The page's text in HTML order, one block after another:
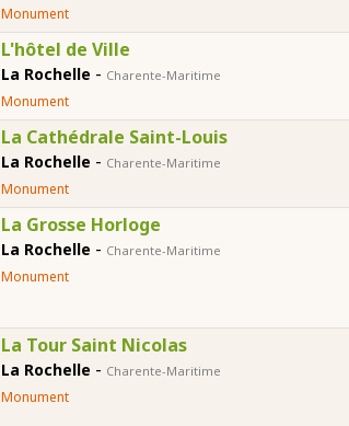
Monument
L'hôtel de Ville
La Rochelle - Charente-Maritime
Monument
La Cathédrale Saint-Louis
La Rochelle - Charente-Maritime
Monument
La Grosse Horloge
La Rochelle - Charente-Maritime
Monument
La Tour Saint Nicolas
La Rochelle - Charente-Maritime
Monument